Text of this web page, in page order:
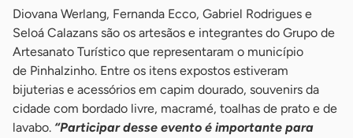
Diovana Werlang, Fernanda Ecco, Gabriel Rodrigues e
Seloá Calazans são os artesãos e integrantes do Grupo de
Artesanato Turístico que representaram o município
de Pinhalzinho. Entre os itens expostos estiveram
bijuterias e acessórios em capim dourado, souvenirs da
cidade com bordado livre, macramé, toalhas de prato e de
lavabo. “Participar desse evento é importante para